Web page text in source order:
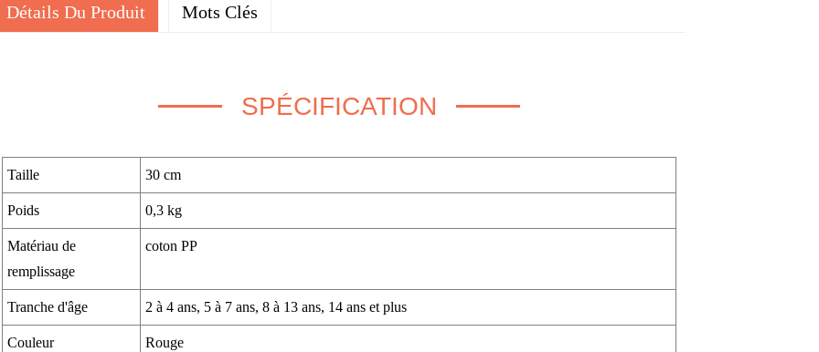
Détails Du Produit Mots Clés
SPÉCIFICATION
Taille 30 cm
Poids 0,3 kg
Matériau de
remplissage
coton PP
Tranche d'âge 2 à 4 ans, 5 à 7 ans, 8 à 13 ans, 14 ans et plus
Couleur Rouge